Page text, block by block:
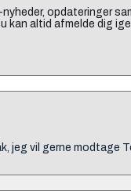
opdateringer
kan altid afmelde dig
jeg vil gerne modtage